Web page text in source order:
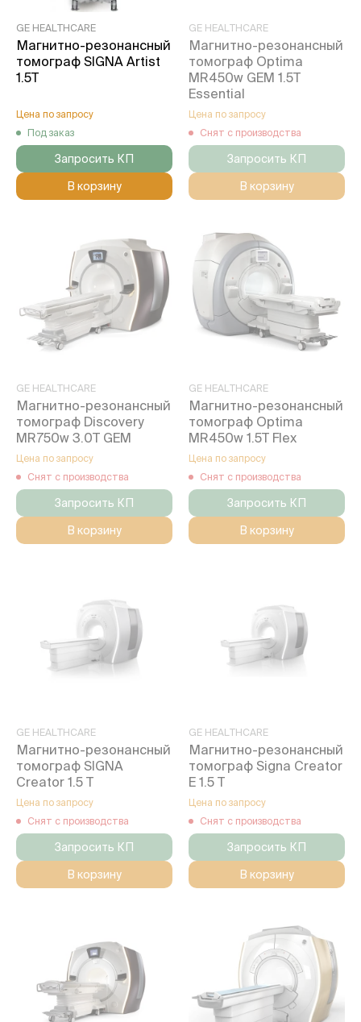
GE HEALTHCARE
Магнитно-резонансный
томограф SIGNA Artist
1.5T
Цена по запросу
Под заказ
Запросить КП
В корзину
GE HEALTHCARE
Магнитно-резонансный
томограф Optima
MR450w GEM 1.5T
Essential
Цена по запросу
Снят с производства
Запросить КП
В корзину
GE HEALTHCARE
Магнитно-резонансный
томограф Discovery
MR750w 3.0T GEM
Цена по запросу
Снят с производства
Запросить КП
В корзину
GE HEALTHCARE
Магнитно-резонансный
томограф Optima
MR450w 1.5T Flex
Цена по запросу
Снят с производства
Запросить КП
В корзину
GE HEALTHCARE
Магнитно-резонансный
томограф SIGNA
Creator 1.5 Т
Цена по запросу
Снят с производства
Запросить КП
В корзину
GE HEALTHCARE
Магнитно-резонансный
томограф Signa Creator
E 1.5 T
Цена по запросу
Снят с производства
Запросить КП
В корзину